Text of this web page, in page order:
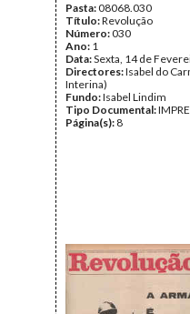
Pasta:08068.030
Título:Revolução
Número:030
Ano: 1
Data:Sexta, 14 de
Directores:Isabel do
Interina)
Fundo:Isabel Lindim
Tipo Documental:
Página(s): 8